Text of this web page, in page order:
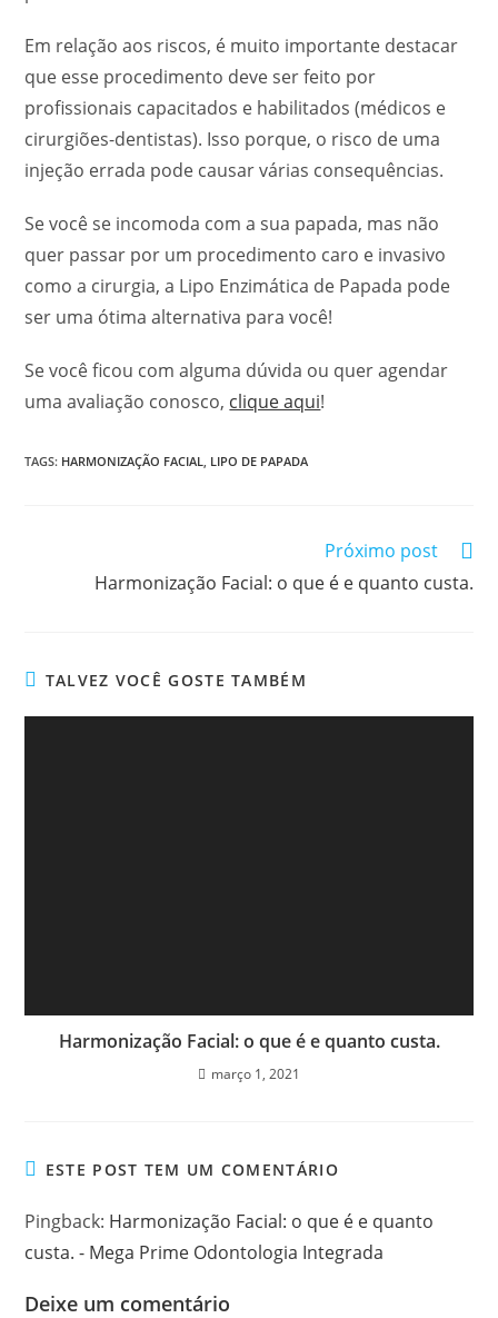
Em relação aos riscos, é muito importante destacar
que esse procedimento deve ser feito por
profissionais capacitados e habilitados (médicos e
cirurgiões-dentistas). Isso porque, o risco de uma
injeção errada pode causar várias consequências.
Se você se incomoda com a sua papada, mas não
quer passar por um procedimento caro e invasivo
como a cirurgia, a Lipo Enzimática de Papada pode
ser uma ótima alternativa para você!
Se você ficou com alguma dúvida ou quer agendar
uma avaliação conosco, clique aqui!
TAGS: HARMONIZAÇÃO FACIAL, LIPO DE PAPADA
Próximo post
Harmonização Facial: o que é e quanto custa.
TALVEZ VOCÊ GOSTE TAMBÉM
Harmonização Facial: o que é e quanto custa.
março 1, 2021
ESTE POST TEM UM COMENTÁRIO
Pingback: Harmonização Facial: o que é e quanto
custa. - Mega Prime Odontologia Integrada
Deixe um comentário